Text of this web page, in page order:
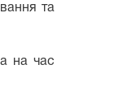
та
на час